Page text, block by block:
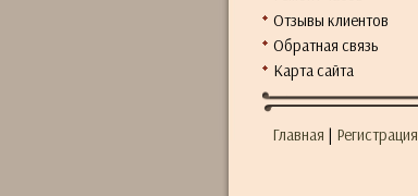
Отзывы клиентов
Обратная связь
Карта сайта
Главная | Регистрация